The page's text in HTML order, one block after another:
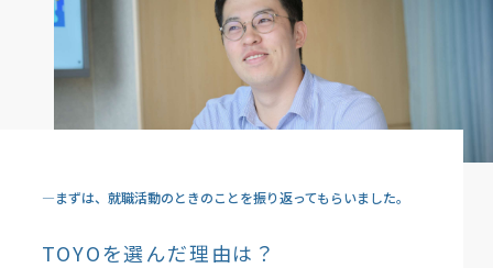
―まずは、就職活動のときのことを振り返ってもらいました。
TOYOを選んだ理由は？